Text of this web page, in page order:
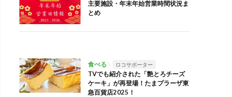
主要施設・年末年始営業時間状況ま
とめ
食べる ロコサポーター
TVでも紹介された「艶とろチーズ
ケーキ」が再登場！たまプラーザ東
急百貨店2025！